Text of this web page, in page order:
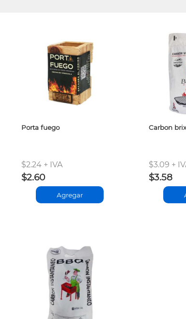
Porta fuego
$2.24 + IVA
$2.60
Agregar
Carbon
$3.09 +
$3.58